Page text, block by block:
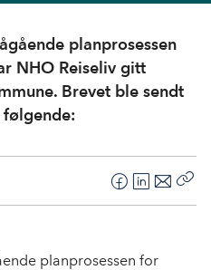
planprosessen
NHO Reiseliv gitt
Brevet ble sendt
F
a
e
L
i
k
E
-
o
planprosessen for